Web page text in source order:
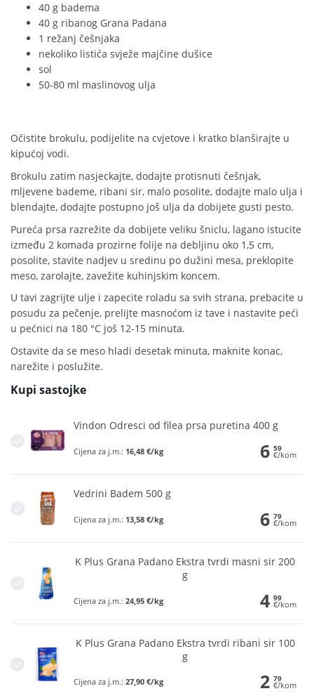
40 g badema
40 g ribanog Grana Padana
1 režanj češnjaka
nekoliko listića svježe majčine dušice
sol
50-80 ml maslinovog ulja
Očistite brokulu, podijelite na cvjetove i kratko blanširajte u
kipućoj vodi.
Brokulu zatim nasjeckajte, dodajte protisnuti češnjak,
mljevene bademe, ribani sir, malo posolite, dodajte malo ulja i
blendajte, dodajte postupno još ulja da dobijete gusti pesto.
Pureća prsa razrežite da dobijete veliku šniclu, lagano istucite
između 2 komada prozirne folije na debljinu oko 1,5 cm,
posolite, stavite nadjev u sredinu po dužini mesa, preklopite
meso, zarolajte, zavežite kuhinjskim koncem.
U tavi zagrijte ulje i zapecite roladu sa svih strana, prebacite u
posudu za pečenje, prelijte masnoćom iz tave i nastavite peći
u pećnici na 180 °C još 12-15 minuta.
Ostavite da se meso hladi desetak minuta, maknite konac,
narežite i poslužite.
Kupi sastojke
Vindon Odresci od filea prsa puretina 400 g
Cijena za j.m.: 16,48 €/kg 6 59
€/kom
Vedrini Badem 500 g
Cijena za j.m.: 13,58 €/kg 6 79
€/kom
K Plus Grana Padano Ekstra tvrdi masni sir 200
g
Cijena za j.m.: 24,95 €/kg 4 99
€/kom
K Plus Grana Padano Ekstra tvrdi ribani sir 100
g
Cijena za j.m.: 27,90 €/kg 2 79
€/kom